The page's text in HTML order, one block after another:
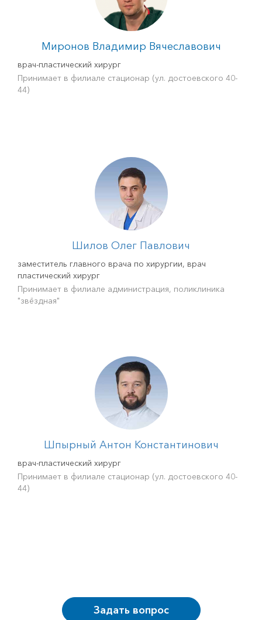
Миронов Владимир Вячеславович
врач-пластический хирург
Принимает в филиале стационар (ул. достоевского 40-
44)
Шилов Олег Павлович
заместитель главного врача по хирургии, врач
пластический хирург
Принимает в филиале администрация, поликлиника
"звёздная"
Шпырный Антон Константинович
врач-пластический хирург
Принимает в филиале стационар (ул. достоевского 40-
44)
Задать вопрос